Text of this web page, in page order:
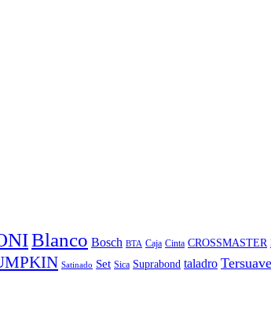
Blanco Bosch BTA Caja Cinta CROSSMASTER
Satinado Set Sica Suprabond taladro Tersuave